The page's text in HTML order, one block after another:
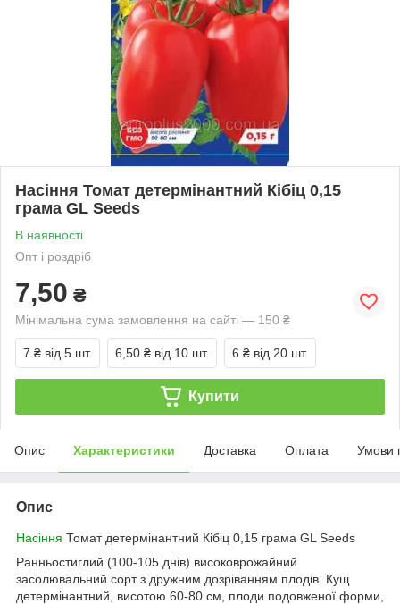
Насіння Томат детермінантний Кібіц 0,15
грама GL Seeds
В наявності
Опт і роздріб
7,50 ₴
Мінімальна сума замовлення на сайті — 150 ₴
7 ₴ від 5 шт. 6,50 ₴ від 10 шт. 6 ₴ від 20 шт.
Купити
Опис Характеристики Доставка Оплата Умови
Опис
Насіння Томат детермінантний Кібіц 0,15 грама GL Seeds
Ранньостиглий (100-105 днів) високоврожайний
засолювальний сорт з дружним дозріванням плодів. Кущ
детермінантний, висотою 60-80 см, плоди подовженої форми,